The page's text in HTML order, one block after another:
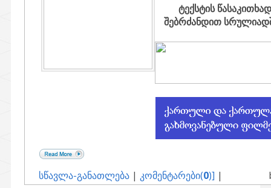
ტექსტის წასაკითხად
შებრძანდით
სწავლა-განათლება | კომენტარები(0)] |